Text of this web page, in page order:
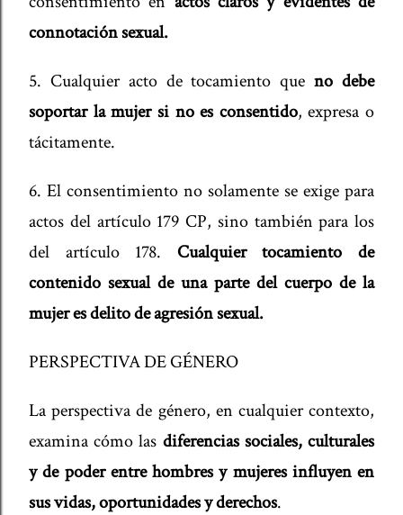
connotación sexual.
5. Cualquier acto de tocamiento queno debe
soportar la mujer si no es consentido, expresa o
tácitamente.
6. El consentimiento no solamente se exige para
actos del artículo 179 CP, sino también para los
del artículo 178. Cualquier tocamiento de
contenido sexual de una parte del cuerpo de la
mujer es delito de agresión sexual.
PERSPECTIVA DE GÉNERO
La perspectiva de género, en cualquier contexto,
examina cómo las diferencias sociales, culturales
y de poder entre hombres y mujeres influyen en
sus vidas, oportunidades y derechos.